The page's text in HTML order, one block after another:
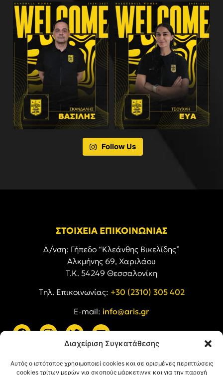
Διαχείριση Συγκατάθεσης
Αυτός ο ιστότοπος χρησιμοποιεί cookies και σε ορισμένες περιπτώσεις
cookies τρίτων μερών για σκοπούς μάρκετινγκ και για την παροχή
Follow Us
ΣΤΟΙΧΕΙΑ ΕΠΙΚΟΙΝΩΝΙΑΣ
Δ/νση: Γήπεδο “Κλεάνθης Βικελίδης”
Αλκμήνης 69, Χαριλάου
Τ.Κ. 54249 Θεσσαλονίκη
Tηλ. Επικοινωνίας: +30 (2310) 305 402
E-mail: info@aris.gr